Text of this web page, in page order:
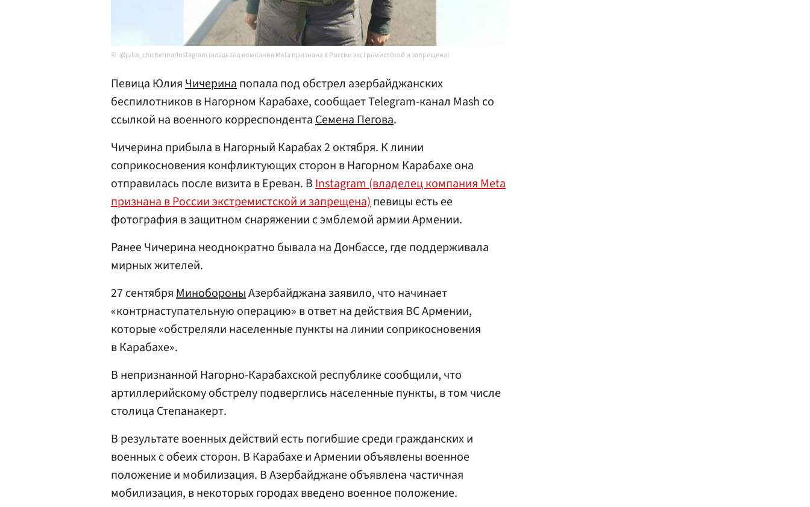
@julia_chicherina/Instagram (владелец компания Meta признана в России экстремистской и запрещена)
Певица ЮлияЧичеринапопала под обстрел азербайджанских
беспилотников в Нагорном Карабахе, сообщает Telegram-канал Mash со
ссылкой на военного корреспондентаСемена Пегова.
Чичерина прибыла в Нагорный Карабах 2 октября. К линии
соприкосновения конфликтующих сторон в Нагорном Карабахе она
отправилась после визита в Ереван. ВInstagram (владелец компания Meta
признана в России экстремистской и запрещена)певицы есть ее
фотография в защитном снаряжении с эмблемой армии Армении.
Ранее Чичерина неоднократно бывала на Донбассе, где поддерживала
мирных жителей.
27 сентябряМинобороныАзербайджана заявило, что начинает
«контрнаступательную операцию» в ответ на действия ВС Армении,
которые «обстреляли населенные пункты на линии соприкосновения
в Карабахе».
В непризнанной Нагорно-Карабахской республике сообщили, что
артиллерийскому обстрелу подверглись населенные пункты, в том числе
столица Степанакерт.
В результате военных действий есть погибшие среди гражданских и
военных с обеих сторон. В Карабахе и Армении объявлены военное
положение и мобилизация. В Азербайджане объявлена частичная
мобилизация, в некоторых городах введено военное положение.